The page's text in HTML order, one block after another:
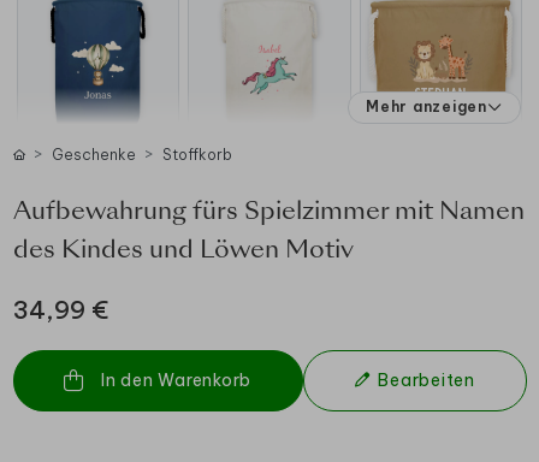
Mehr anzeigen
Geschenke Stoffkorb
Aufbewahrung fürs Spielzimmer mit Namen
des Kindes und Löwen Motiv
34,99 €
In den Warenkorb Bearbeiten